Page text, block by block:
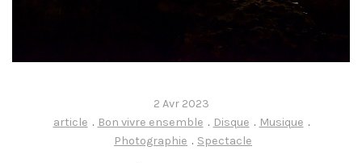
2 Avr 2023
article . Bon vivre ensemble . Disque . Musique .
Photographie . Spectacle